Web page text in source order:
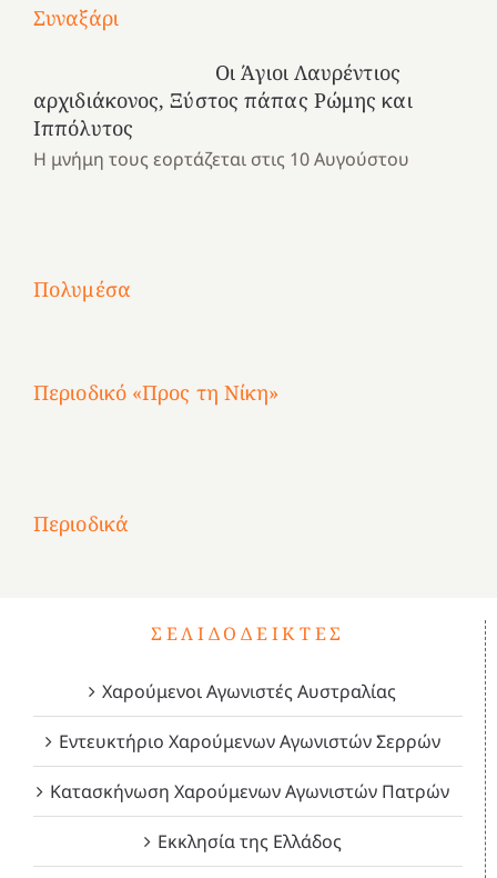
Συναξάρι
Οι Άγιοι Λαυρέντιος
αρχιδιάκονος, Ξύστος πάπας Ρώμης και
Ιππόλυτος
Η μνήμη τους εορτάζεται στις 10 Αυγούστου
Πολυμέσα
αναμνήσεων…
ένα
καλοκαίρι
Αγωνίστριες
Αθηνών
τραγούδι
στο
Νοσοκομείο
“Ερυθρός
Αγωνίστριες
Αθηνών
από
το
Ελληνικό
Αγωνίστριες
Αθηνών
χρόνια
καρτερούμεν»
Περιοδικό «Προς τη Νίκη»
Περιοδικά
1821
Δεκέμβριος
2023!
Μάιος
2023!
Μάρτιος
2023!
ΣΕΛΙΔΟΔΕΊΚΤΕΣ
Χαρούμενοι Αγωνιστές Αυστραλίας
Εντευκτήριο Χαρούμενων Αγωνιστών Σερρών
Κατασκήνωση Χαρούμενων Αγωνιστών Πατρών
Εκκλησία της Ελλάδος